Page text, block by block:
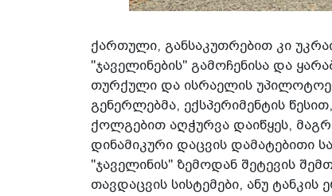
ქართული, განსაკუთრებით კი
"ჯაველინების" გამოჩენისა და
თურქული და ისრაელის
გენერლებმა, ექსპერიმენტის
ქოლგებით აღჭურვა დაიწყეს,
დინამიკური დაცვის დამატებითი
"ჯაველინის" ზემოდან შეტევის
თავდაცვის სისტემები, ანუ